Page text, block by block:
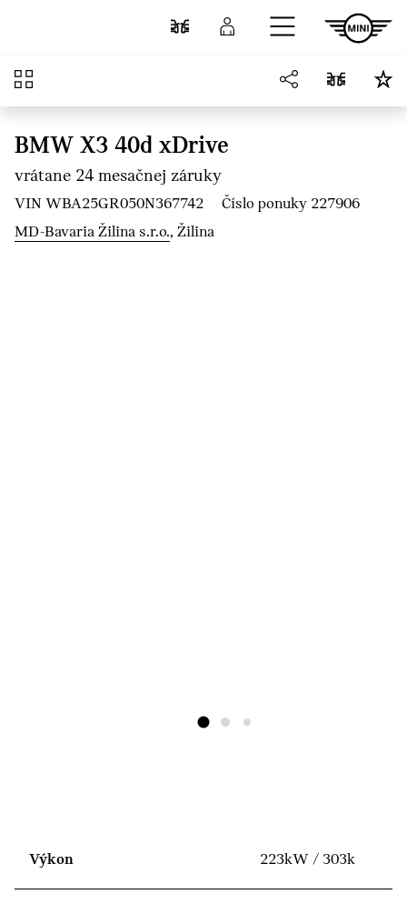
Porovnať Prihlásenie
Prehľad
BMW X3 40d xDrive
vrátane 24 mesačnej záruky
VIN WBA25GR050N367742
Číslo ponuky 227906
MD-Bavaria Žilina s.r.o., Žilina
Výkon 223kW / 303k